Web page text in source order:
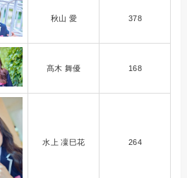
秋山 愛 378
髙木 舞優 168
水上 凜巳花 264